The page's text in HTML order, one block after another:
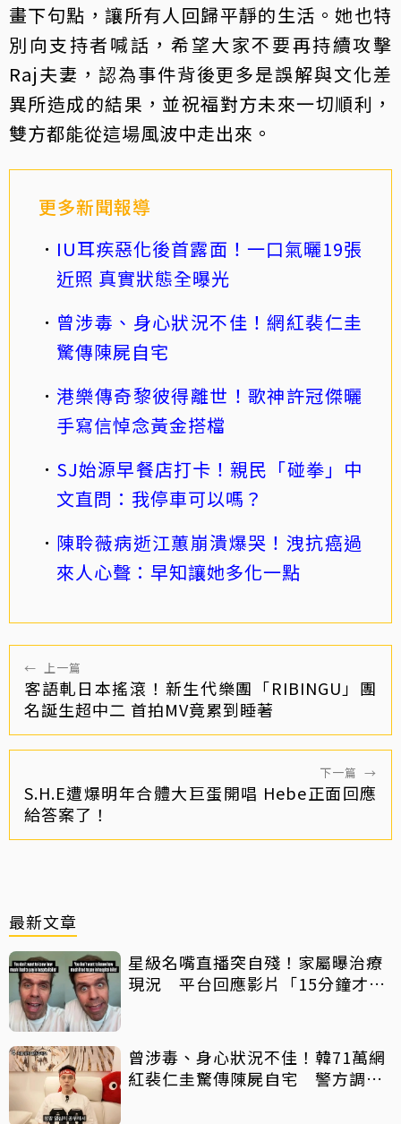
畫下句點，讓所有人回歸平靜的生活。她也特
別向支持者喊話，希望大家不要再持續攻擊
Raj夫妻，認為事件背後更多是誤解與文化差
異所造成的結果，並祝福對方未來一切順利，
雙方都能從這場風波中走出來。
更多新聞報導
IU耳疾惡化後首露面！一口氣曬19張
近照 真實狀態全曝光
曾涉毒、身心狀況不佳！網紅裴仁圭
驚傳陳屍自宅
港樂傳奇黎彼得離世！歌神許冠傑曬
手寫信悼念黃金搭檔
SJ始源早餐店打卡！親民「碰拳」中
文直問：我停車可以嗎？
陳聆薇病逝江蕙崩潰爆哭！洩抗癌過
來人心聲：早知讓她多化一點
← 上一篇
客語軋日本搖滾！新生代樂團「RIBINGU」團
名誕生超中二 首拍MV竟累到睡著
下一篇 →
S.H.E遭爆明年合體大巨蛋開唱 Hebe正面回應
給答案了！
最新文章
星級名嘴直播突自殘！家屬曝治療
現況 平台回應影片「15分鐘才下
曾涉毒、身心狀況不佳！韓71萬網
紅裴仁圭驚傳陳屍自宅 警方調查